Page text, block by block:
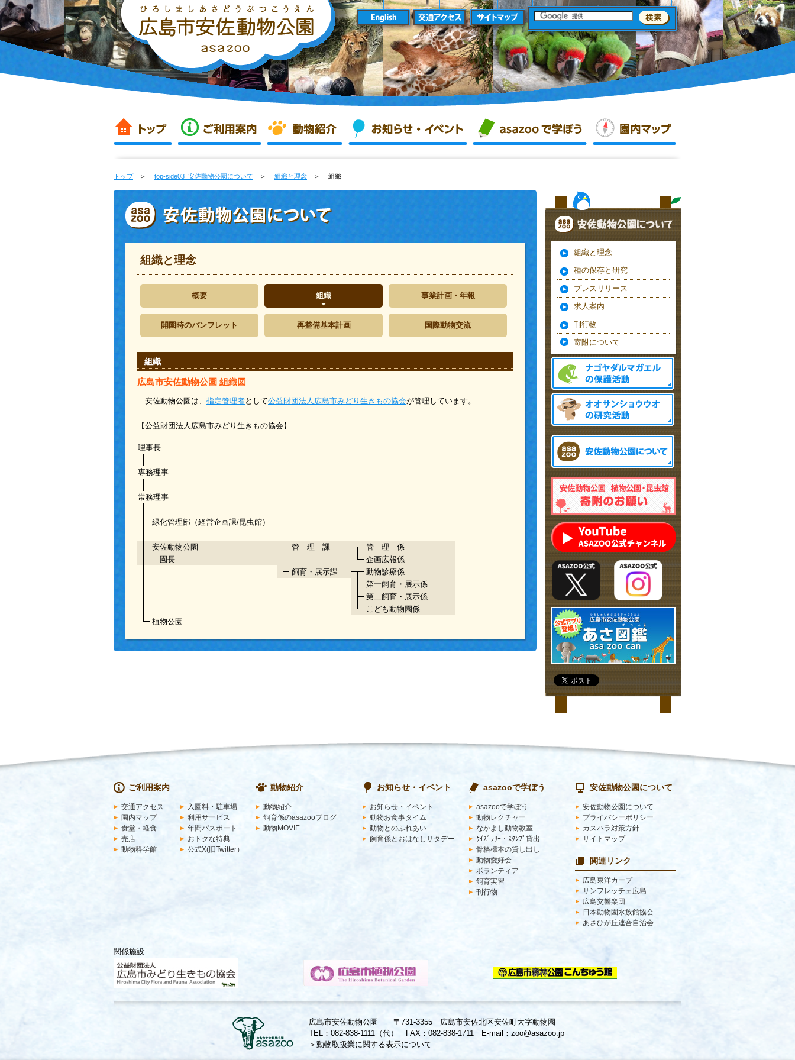
トップ＞ top-side03_安佐動物公園について ＞ 組織と理念 ＞ 組織
組織と理念
概要 組織 事業計画・年報
開園時のパンフレット 再整備基本計画 国際動物交流
組織
広島市安佐動物公園 組織図
安佐動物公園は、 指定管理者として公益財団法人広島市みどり生きもの協会が管理しています。
【公益財団法人広島市みどり生きもの協会】
理事長
専務理事
常務理事
緑化管理部（経営企画課/昆虫館）
安佐動物公園 管 理 課
管 理 係
園長
企画広報係
飼育・展示課
動物診療係
第一飼育・展示係
第二飼育・展示係
こども動物園係
植物公園
組織と理念
種の保存と研究
プレスリリース
求人案内
刊行物
寄附について
ご利用案内
交通アクセス
入園料・駐車場
園内マップ
利用サービス
食堂・軽食
年間パスポート
売店
おトクな特典
動物科学館
公式X(旧Twitter）
動物紹介
動物紹介
飼育係のasazooブログ
動物MOVIE
お知らせ・イベント
お知らせ・イベント
動物お食事タイム
動物とのふれあい
飼育係とおはなしサタデー
asazooで学ぼう
asazooで学ぼう
動物レクチャー
なかよし動物教室
ｸｲｽﾞﾗﾘｰ・ｽﾀﾝﾌﾟ貸出
骨格標本の貸し出し
動物愛好会
ボランティア
飼育実習
刊行物
安佐動物公園について
安佐動物公園について
プライバシーポリシー
カスハラ対策方針
サイトマップ
関連リンク
広島東洋カープ
サンフレッチェ広島
広島交響楽団
日本動物園水族館協会
あさひが丘連合自治会
関係施設
広島市安佐動物公園 〒731-3355 広島市安佐北区安佐町大字動物園
TEL：082-838-1111（代） FAX：082-838-1711 E-mail：zoo@asazoo.jp
＞動物取扱業に関する表示について